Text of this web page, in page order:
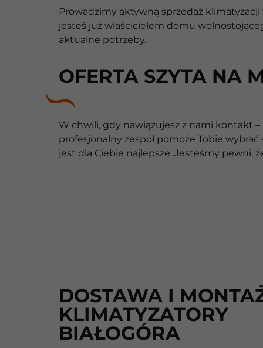
Prowadzimy aktywną sprzedaż klimatyzacji
jesteś już właścicielem domu
aktualne potrzeby.
OFERTA SZYTA NA
W chwili, gdy nawiązujesz z nami kontakt
profesjonalny zespół pomoże Tobie
jest dla Ciebie najlepsze. Jesteśmy pewni,
DOSTAWA I
KLIMATYZATORY
BIAŁOGÓRA